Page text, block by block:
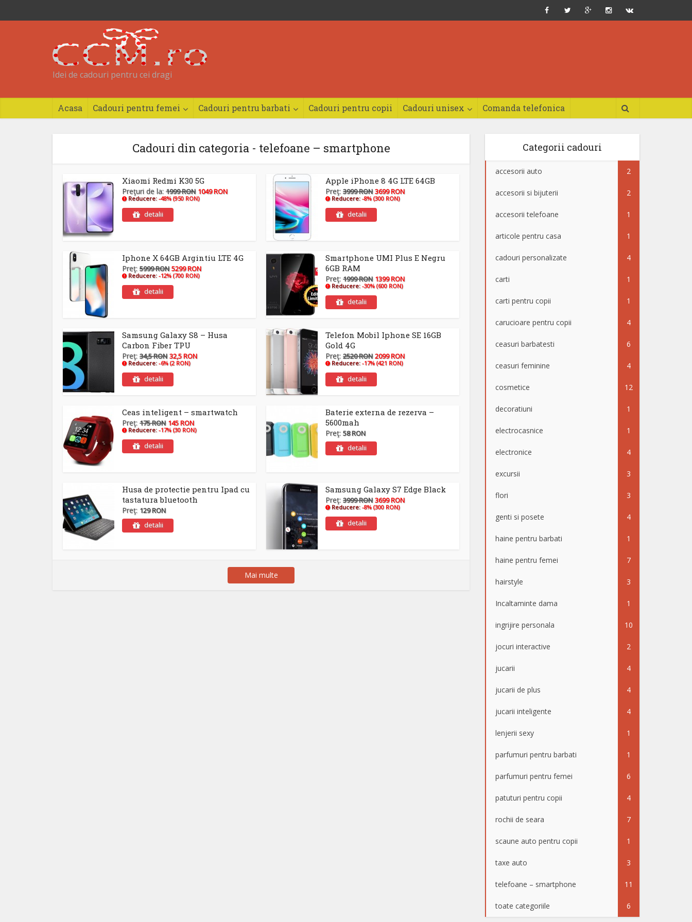
Idei de cadouri pentru cei dragi
Acasa Cadouri pentru femei Cadouri pentru barbati Cadouri pentru copii Cadouri unisex Comanda telefonica
Cadouri din categoria - telefoane – smartphone
Xiaomi Redmi K30 5G
Preţuri de la: 1999 RON 1049 RON
Reducere:-48% (950 RON)
detalii
Apple iPhone 8 4G LTE 64GB
Preţ: 3999 RON 3699 RON
Reducere:-8% (300 RON)
detalii
Iphone X 64GB Argintiu LTE 4G
Preţ: 5999 RON 5299 RON
Reducere:-12% (700 RON)
detalii
Smartphone UMI Plus E Negru
6GB RAM
Preţ: 1999 RON 1399 RON
Reducere:-30% (600 RON)
detalii
Samsung Galaxy S8 – Husa
Carbon Fiber TPU
Preţ: 34,5 RON 32,5 RON
Reducere:-6% (2 RON)
detalii
Telefon Mobil Iphone SE 16GB
Gold 4G
Preţ: 2520 RON 2099 RON
Reducere:-17% (421 RON)
detalii
Ceas inteligent – smartwatch
Preţ: 175 RON 145 RON
Reducere:-17% (30 RON)
detalii
Baterie externa de rezerva –
5600mah
Preţ: 58 RON
detalii
Husa de protectie pentru Ipad cu
tastatura bluetooth
Preţ: 129 RON
detalii
Samsung Galaxy S7 Edge Black
Preţ: 3999 RON 3699 RON
Reducere:-8% (300 RON)
detalii
Mai multe
Categorii cadouri
accesorii auto 2
accesorii si bijuterii 2
accesorii telefoane 1
articole pentru casa 1
cadouri personalizate 4
carti 1
carti pentru copii 1
carucioare pentru copii 4
ceasuri barbatesti 6
ceasuri feminine 4
cosmetice 12
decoratiuni 1
electrocasnice 1
electronice 4
excursii 3
flori 3
genti si posete 4
haine pentru barbati 1
haine pentru femei 7
hairstyle 3
Incaltaminte dama 1
ingrijire personala 10
jocuri interactive 2
jucarii 4
jucarii de plus 4
jucarii inteligente 4
lenjerii sexy 1
parfumuri pentru barbati 1
parfumuri pentru femei 6
patuturi pentru copii 4
rochii de seara 7
scaune auto pentru copii 1
taxe auto 3
telefoane – smartphone 11
toate categoriile 6